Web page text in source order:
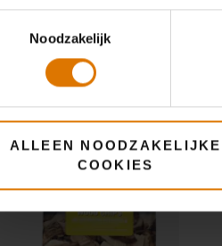
Noodzakelijk
ALLEEN NOODZAKELIJKE
COOKIES